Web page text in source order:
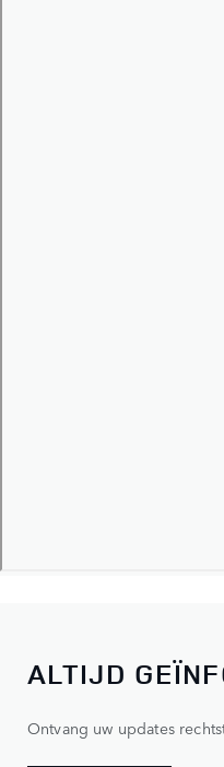
ALTIJD
Ontvang uw updates